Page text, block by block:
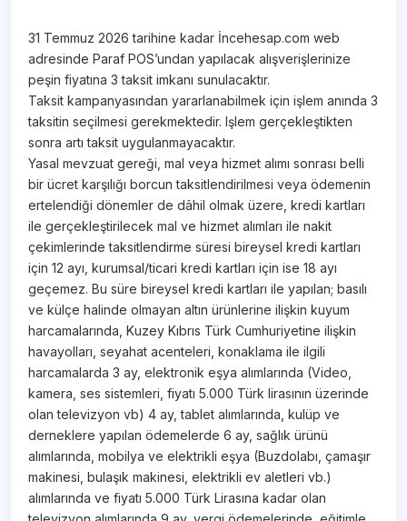
31 Temmuz 2026 tarihine kadar İncehesap.com web
adresinde Paraf POS’undan yapılacak alışverişlerinize
peşin fiyatına 3 taksit imkanı sunulacaktır.
Taksit kampanyasından yararlanabilmek için işlem anında 3
taksitin seçilmesi gerekmektedir. Işlem gerçekleştikten
sonra artı taksit uygulanmayacaktır.
Yasal mevzuat gereği, mal veya hizmet alımı sonrası belli
bir ücret karşılığı borcun taksitlendirilmesi veya ödemenin
ertelendiği dönemler de dâhil olmak üzere, kredi kartları
ile gerçekleştirilecek mal ve hizmet alımları ile nakit
çekimlerinde taksitlendirme süresi bireysel kredi kartları
için 12 ayı, kurumsal/ticari kredi kartları için ise 18 ayı
geçemez. Bu süre bireysel kredi kartları ile yapılan; basılı
ve külçe halinde olmayan altın ürünlerine ilişkin kuyum
harcamalarında, Kuzey Kıbrıs Türk Cumhuriyetine ilişkin
havayolları, seyahat acenteleri, konaklama ile ilgili
harcamalarda 3 ay, elektronik eşya alımlarında (Video,
kamera, ses sistemleri, fiyatı 5.000 Türk lirasının üzerinde
olan televizyon vb) 4 ay, tablet alımlarında, kulüp ve
derneklere yapılan ödemelerde 6 ay, sağlık ürünü
alımlarında, mobilya ve elektrikli eşya (Buzdolabı, çamaşır
makinesi, bulaşık makinesi, elektrikli ev aletleri vb.)
alımlarında ve fiyatı 5.000 Türk Lirasına kadar olan